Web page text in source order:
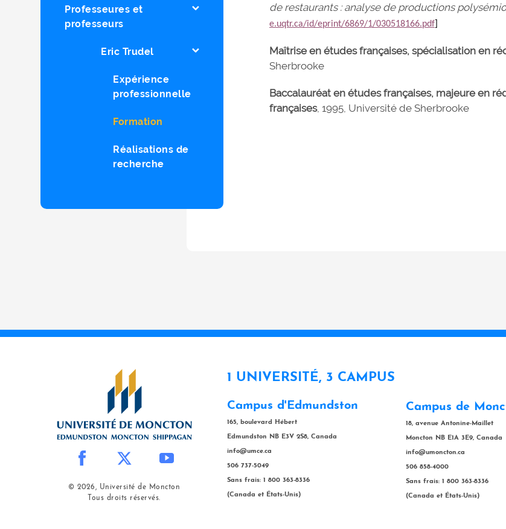
Professeures et
professeurs
Eric Trudel
Expérience
professionnelle
Formation
Réalisations de
recherche
de restaurants : analyse de productions
e.uqtr.ca/id/eprint/6869/1/030518166.pdf]
Maîtrise en études françaises, spécialisation en
Sherbrooke
Baccalauréat en études françaises, majeure en
françaises, 1995, Université de Sherbrooke
© 2026, Université de Moncton
Tous droits réservés.
1 UNIVERSITÉ, 3 CAMPUS
Campus d'Edmundston
165, boulevard Hébert
Edmundston NB E3V 2S8, Canada
info@umce.ca
506 737-5049
Sans frais: 1 800 363-8336
(Canada et États-Unis)
Campus de
18, avenue Antonine-Maillet
Moncton NB E1A 3E9, Canada
info@umoncton.ca
506 858-4000
Sans frais: 1 800 363-8336
(Canada et États-Unis)